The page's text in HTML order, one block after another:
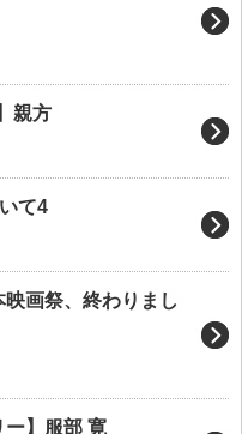
親方
て4
映画祭、終わりまし
ー】服部 寛